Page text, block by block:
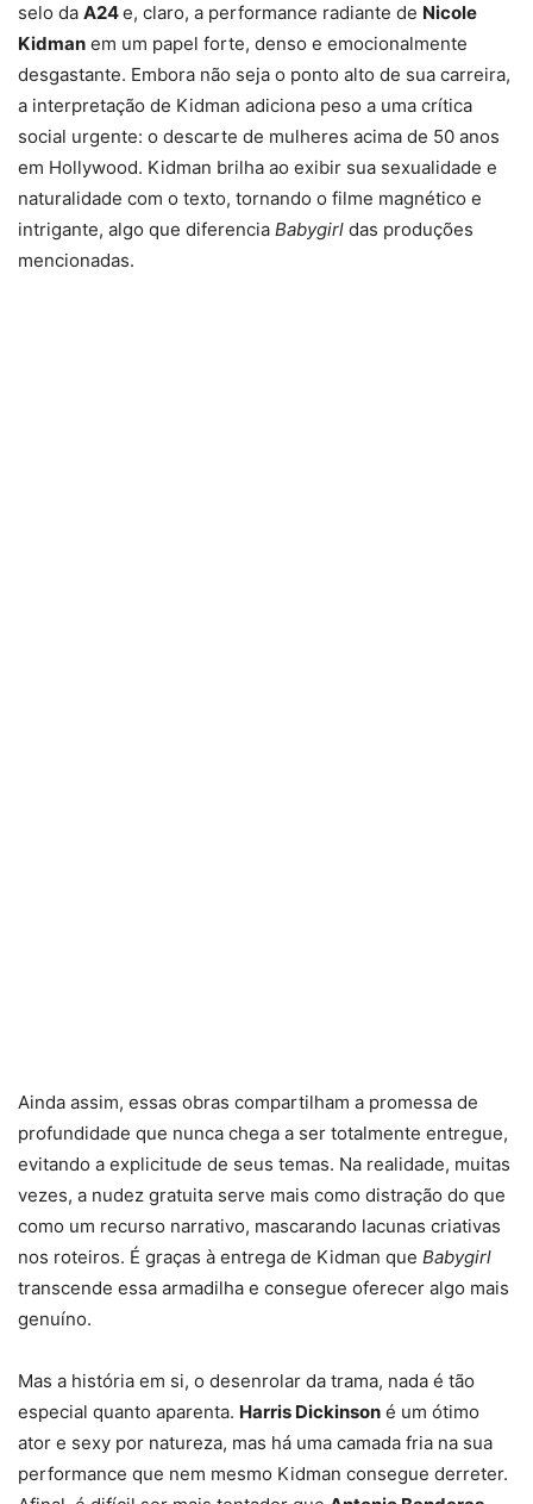
selo da A24e, claro, a performance radiante de Nicole
Kidman em um papel forte, denso e emocionalmente
desgastante. Embora não seja o ponto alto de sua carreira,
a interpretação de Kidman adiciona peso a uma crítica
social urgente: o descarte de mulheres acima de 50 anos
em Hollywood. Kidman brilha ao exibir sua sexualidade e
naturalidade com o texto, tornando o filme magnético e
intrigante, algo que diferencia Babygirl das produções
mencionadas.
Ainda assim, essas obras compartilham a promessa de
profundidade que nunca chega a ser totalmente entregue,
evitando a explicitude de seus temas. Na realidade, muitas
vezes, a nudez gratuita serve mais como distração do que
como um recurso narrativo, mascarando lacunas criativas
nos roteiros. É graças à entrega de Kidman que Babygirl
transcende essa armadilha e consegue oferecer algo mais
genuíno.
Mas a história em si, o desenrolar da trama, nada é tão
especial quanto aparenta. Harris Dickinson é um ótimo
ator e sexy por natureza, mas há uma camada fria na sua
performance que nem mesmo Kidman consegue derreter.